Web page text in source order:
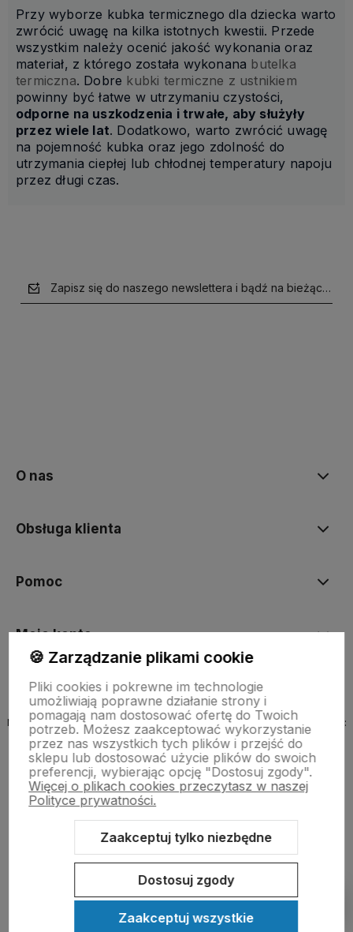
Przy wyborze kubka termicznego dla dziecka warto
zwrócić uwagę na kilka istotnych kwestii. Przede
wszystkim należy ocenić jakość wykonania oraz
materiał, z którego została wykonana butelka
termiczna. Dobre kubki termiczne z ustnikiem
powinny być łatwe w utrzymaniu czystości,
odporne na uszkodzenia i trwałe, aby służyły
przez wiele lat. Dodatkowo, warto zwrócić uwagę
na pojemność kubka oraz jego zdolność do
utrzymania ciepłej lub chłodnej temperatury napoju
przez długi czas.
Zapisz się do naszego newslettera i bądź na bieżąco z
O nas
Obsługa klienta
Pomoc
Moje konto
Nazwa organu prowadzącego rejestr, do którego wpisana jest firma:
MINISTER ROZWOJU, PRACY I TECHNOLOGII
Sklep internetowy Shoper.pl Szablon Shoper Modern 3.0™
🍪 Zarządzanie plikami cookie
Pliki cookies i pokrewne im technologie
umożliwiają poprawne działanie strony i
pomagają nam dostosować ofertę do Twoich
potrzeb. Możesz zaakceptować wykorzystanie
przez nas wszystkich tych plików i przejść do
sklepu lub dostosować użycie plików do swoich
preferencji, wybierając opcję "Dostosuj zgody".
Więcej o plikach cookies przeczytasz w naszej
Polityce prywatności.
Zaakceptuj tylko niezbędne
Dostosuj zgody
Zaakceptuj wszystkie